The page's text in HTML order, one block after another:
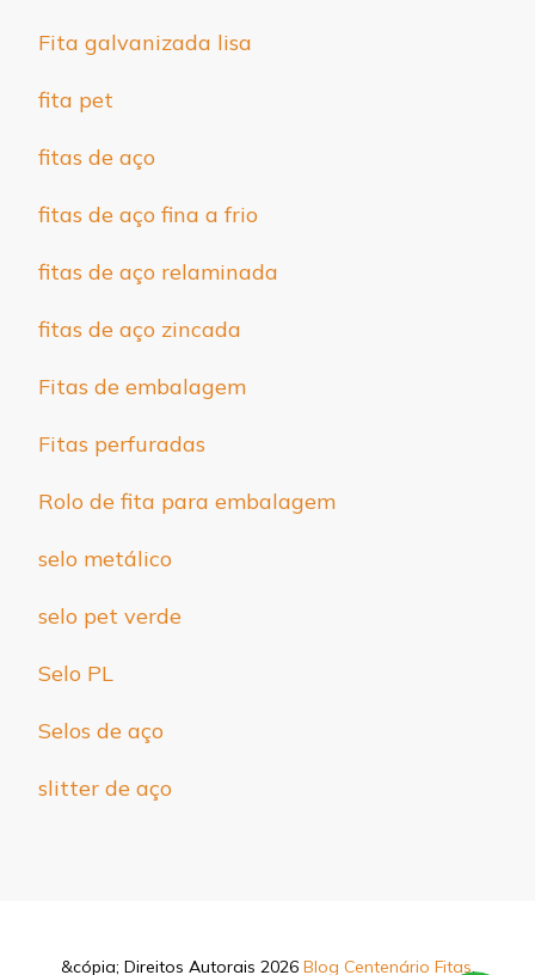
Fita galvanizada lisa
fita pet
fitas de aço
fitas de aço fina a frio
fitas de aço relaminada
fitas de aço zincada
Fitas de embalagem
Fitas perfuradas
Rolo de fita para embalagem
selo metálico
selo pet verde
Selo PL
Selos de aço
slitter de aço
&cópia; Direitos Autorais 2026 Blog Centenário Fitas.